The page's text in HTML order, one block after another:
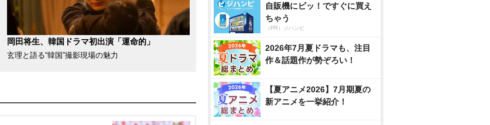
岡田将生、韓国ドラマ初出演「運命的」
玄理と語る“韓国”撮影現場の魅力
自販機にピッ！ですぐに買え
ちゃう
（PR）ジハンピ
2026年7月夏ドラマも、注目
作＆話題作が勢ぞろい！
【夏アニメ2026】7月期夏の
新アニメを一挙紹介！